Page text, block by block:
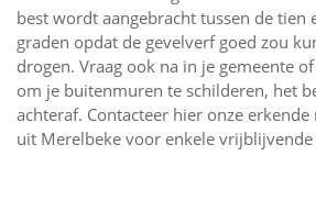
best wordt aangebracht tussen de tien
graden opdat de gevelverf goed zou
drogen. Vraag ook na in je gemeente
om je buitenmuren te schilderen, het
achteraf. Contacteer hier onze
uit Merelbeke voor enkele